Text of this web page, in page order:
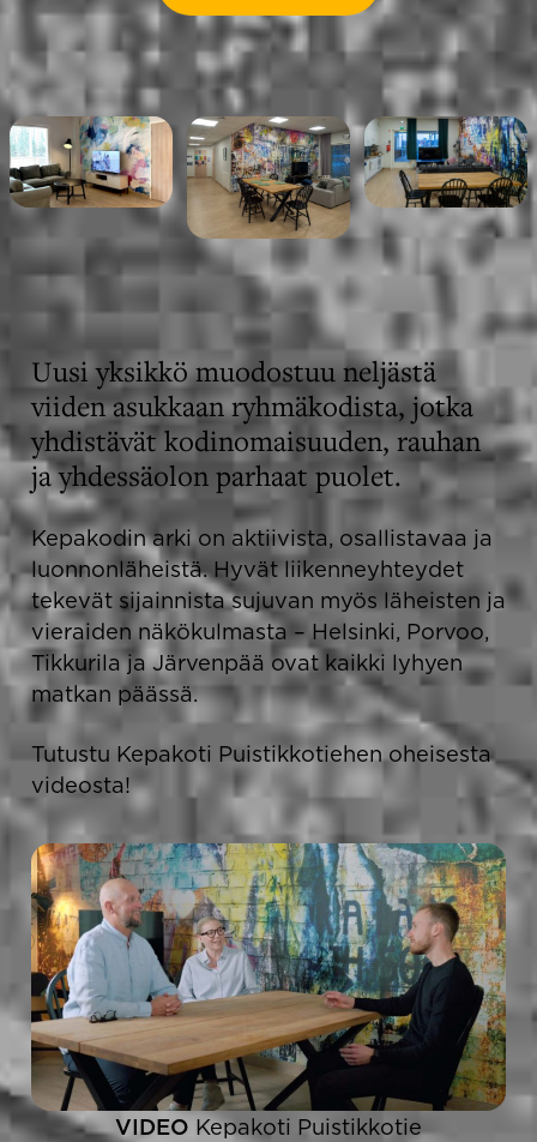
Uusi yksikkö muodostuu neljästä
viiden asukkaan ryhmäkodista, jotka
yhdistävät kodinomaisuuden, rauhan
ja yhdessäolon parhaat puolet.
Kepakodin arki on aktiivista, osallistavaa ja
luonnonläheistä. Hyvät liikenneyhteydet
tekevät sijainnista sujuvan myös läheisten ja
vieraiden näkökulmasta – Helsinki, Porvoo,
Tikkurila ja Järvenpää ovat kaikki lyhyen
matkan päässä.
Tutustu Kepakoti Puistikkotiehen oheisesta
videosta!
VIDEO Kepakoti Puistikkotie